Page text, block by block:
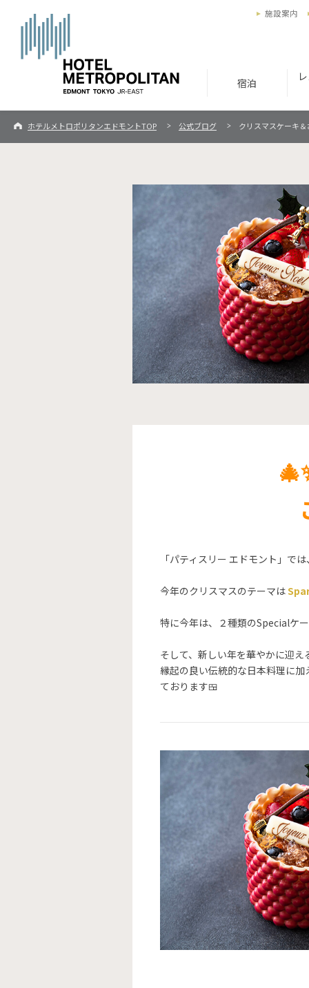
宿泊
施設案内
ホテルメトロポリタンエドモントTOP 公式ブログ クリスマスケーキ
「パティスリー エドモント」で
今年のクリスマスのテーマは
特に今年は、２種類のSpecialケ
そして、新しい年を華やかに迎え
縁起の良い伝統的な日本料理に
ております🍱